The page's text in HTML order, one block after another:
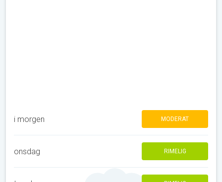
i morgen MODERAT
onsdag RIMELIG